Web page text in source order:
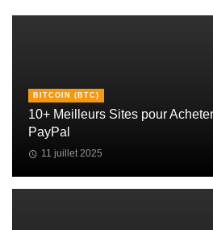
BITCOIN (BTC)
10+ Meilleurs Sites pour
PayPal
11 juillet 2025